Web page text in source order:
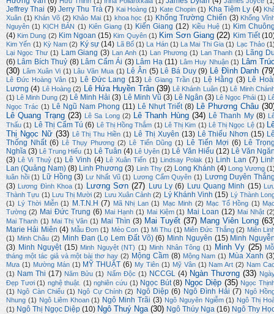
Jeffrey Thai (9) Jerry Thu Trà (7) Kai Hoàng (1) Kate Chopin (1) Kha Tiệm Ly (4)
Xuân (1) Khán Võ (2) Khảo Mai (1) khoa học (1) Khổng Trường Chiến (3) Khổng
Nguyên (1) KỊCH BẢN (1) Kiên Giang (1) Kiến Giang (12) Kiều Huệ (1) Kim
(4) Kim Dung (2) Kim Ngoan (15) Kim Quyên (1) Kim Sơn Giang (22) Kim Tiết
Kim Yến (1) Kỳ Nam (2) Ký sự (14) Lã Bố (1) La Hán (1) La Mai Thi Gia (1) Lạc Thảo
Lại Ngọc Thư (1) Lam Giang (3) Lan Anh (1) Lan Phương (1) Lan Thanh (1) Lãng
(6) Lâm Bích Thuỷ (8) Lâm Cẩm Ái (3) Lâm Hạ (11) Lâm Huy Nhuận (1) Lâm
(30) Lâm Xuân Vi (1) Lâu Văn Mua (1) Lê Ân (5) Lê Bá Duy (9) Lê Đình Danh
Lê Đức Hoàng Vân (1) Lê Đức Lang (13) Lê Giang Trần (1) Lệ Hằng (3) Lê
Lương (4) Lê Hoàng (2) Lê Hứa Huyền Trân (39) Lê Khánh Luận (1) Lê Minh
(1) Lê Minh Dung (2) Lê Minh Hải (3) Lê Minh Vũ (3) Lê Ngân (3) Lê Ngọc Phái (1)
Ngọc Trác (1) Lê Ngũ Nam Phong (11) Lê Nhựt Triết (8) Lê Phương Châu
Lê Quang Trạng (23) Lê Sa Long (2) Lê Thanh Hùng (34) Lê Thanh My (8)
Thấu (1) Lê Thị Cẩm Tú (6) Lê Thị Hồng Thắm (1) Lê Thị Kim (1) Lê Thị Ngọc Lệ (1)
Thị Ngọc Nữ (33) Lê Thị Thu Hiền (1) Lê Thị Xuyên (13) Lê Thiếu Nhơn (15)
Thống Nhất (6) Lê Thụy Phương (2) Lê Tiến Dũng (1) Lê Tiến Mợi (6) Lê
Nghĩa (3) Lê Trung Hiếu (1) Lê Tuân (4) Lê Uyên (1) Lê Văn Hiếu (12) Lê Văn
(3) Lê Vi Thuỷ (1) Lê Vinh (4) Lê Xuân Tiến (1) Lindsay Polak (1) Linh Lan (7)
Lan (Quảng Nam) (8) Linh Phương (3) Linh Thy (2) Long Khánh (4) Long Vương
luân hồi (1) Lữ Hồng (3) Lư Nhất Vũ (1) Lương Cẩm Quyên (1) Lương Duyên
(3) Lương Đình Khoa (1) Lương Sơn (27) Lưu Ly (6) Lưu Quang Minh (15)
Thành Tựu (1) Lưu Thị Mười (2) Lưu Xuân Cảnh (2) Lý Khánh Vinh (15) Lý Thành
(1)
Lý Thời Miễn (1) M.T.N.H (7) Mã Nhị Lan (1) Mạc Minh (2) Mạc Tố Hồng (1)
Tường (2) Mai Đức Trung (6) Mai Hạnh (1) Mai Kiệm (1) Mai Loan (12) Mai Nhật
Mai Thanh (1) Mai Thị Vân (1) Mai Thìn (3) Mai Tuyết (37) Mang Viên Long
Marie Hải Miên (4) Mẫu Đơn (1) Mèo Con (1) Mi Thu (1) Miên Đức Thắng (2) Miên
(1) Minh Châu (2) Minh Đan (Lọ Lem Đất Võ) (6) Minh Nguyên (15) Minh
(3) Minh Nguyệt (15) Minh Nguyệt (NT) (1) Minh Nhân Tông (1) Minh Vy (25)
tháng một tác giả và một bài thơ hay (2) Mộng Cầm (8) Mộng Nam (1) Mùa Xanh
Mưa (1) Mường Mán (1) MỸ THUẬT (6) My Tiên (1) Mỹ Vân (1) Nam Art (2) Nam
(1) Nam Thi (17) Năm Bửu (1) Nấm Độc (1) NCCGL (4) Ngàn Thương (33)
Đẹp Tươi (1) nghệ thuật. (1) nghiên cứu (1) Ngọc Bút (8) Ngọc Diệp (35) Ngọc
(1) Ngô Càn Chiểu (1) Ngô Cự Chính (2) Ngô Diệp (6) Ngô Đình Hải (7) Ngô
Nhung (1) Ngô Liêm Khoan (1) Ngô Minh Trãi (3) Ngô Nguyên Ngiễm (1) Ngô Thị
(1) Ngô Thị Ngọc Diệp (10) Ngô Thuý Nga (30) Ngô Thúy Nga (16) Ngô Thy